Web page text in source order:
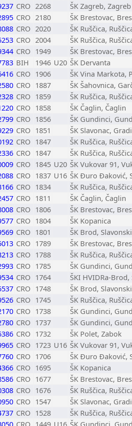
CRO 2268
ŠK Zagreb, Zagreb
CRO 2180
ŠK Brestovac,
CRO 2020
ŠK Ruščica,
CRO 2004
ŠK Ruščica,
CRO 1949
ŠK Brestovac,
BIH 1946 U20 ŠK Dervanta
CRO 1906
ŠK Vina Markota,
CRO 1887
ŠK Šahovnica,
CRO 1859
ŠK Ruščica,
CRO 1858
ŠK Čaglin, Čaglin
CRO 1856
ŠK Gundinci,
CRO 1851
ŠK Slavonac,
CRO 1847
ŠK Ruščica,
CRO 1847
ŠK Ruščica,
CRO 1845 U20 ŠK Vukovar 91,
CRO 1837 U16 ŠK Đuro Đaković,
CRO 1834
ŠK Ruščica,
CRO 1811
ŠK Čaglin, Čaglin
CRO 1806
ŠK Brestovac,
CRO 1804
ŠK Kopanica
CRO 1801
ŠK Brod,
CRO 1789
ŠK Brestovac,
CRO 1788
ŠK Ruščica,
CRO 1785
ŠK Gundinci,
CRO 1764
ŠKI HVIDRa-
CRO 1748
ŠK Brod,
CRO 1745
ŠK Ruščica,
CRO 1738
ŠK Gundinci,
CRO 1737
ŠK Gundinci,
CRO 1732
ŠK Polet, Zabok
CRO 1723 U16 ŠK Vukovar 91,
CRO 1706
ŠK Đuro Đaković,
CRO 1695
ŠK Kopanica
CRO 1677
ŠK Brestovac,
CRO 1676
ŠK Ruščica,
CRO 1547
ŠK Slavonac,
CRO 1528
ŠK Ruščica,
CRO 1449 U16 ŠK Gundinci,